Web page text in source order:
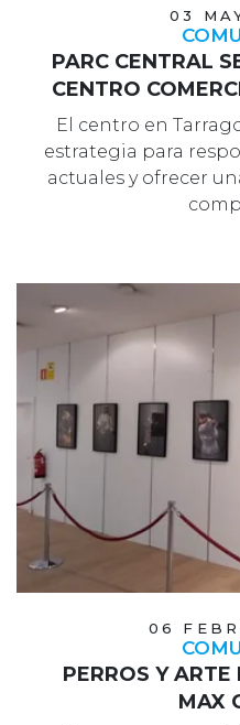
03
PARC CENTRAL
CENTRO
El centro en
estrategia para
actuales y ofrecer
06
PERROS Y
MAX